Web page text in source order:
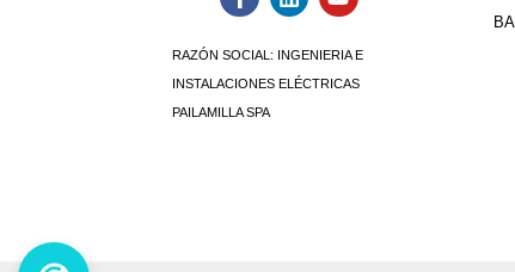
RAZÓN SOCIAL:
INGENIERIA E
INSTALACIONES ELÉCTRICAS
PAILAMILLA SPA